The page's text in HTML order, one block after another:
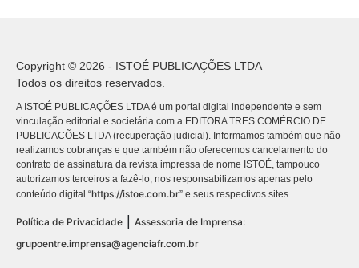
Copyright © 2026 - ISTOÉ PUBLICAÇÕES LTDA
Todos os direitos reservados.
A ISTOÉ PUBLICAÇÕES LTDA é um portal digital independente e sem
vinculação editorial e societária com a EDITORA TRES COMÉRCIO DE
PUBLICACÕES LTDA (recuperação judicial). Informamos também que não
realizamos cobranças e que também não oferecemos cancelamento do
contrato de assinatura da revista impressa de nome ISTOÉ, tampouco
autorizamos terceiros a fazê-lo, nos responsabilizamos apenas pelo
conteúdo digital “https://istoe.com.br” e seus respectivos sites.
Política de Privacidade
Assessoria de Imprensa:
grupoentre.imprensa@agenciafr.com.br